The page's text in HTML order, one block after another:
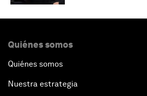
Quiénes somos
Quiénes somos
Nuestra estrategia